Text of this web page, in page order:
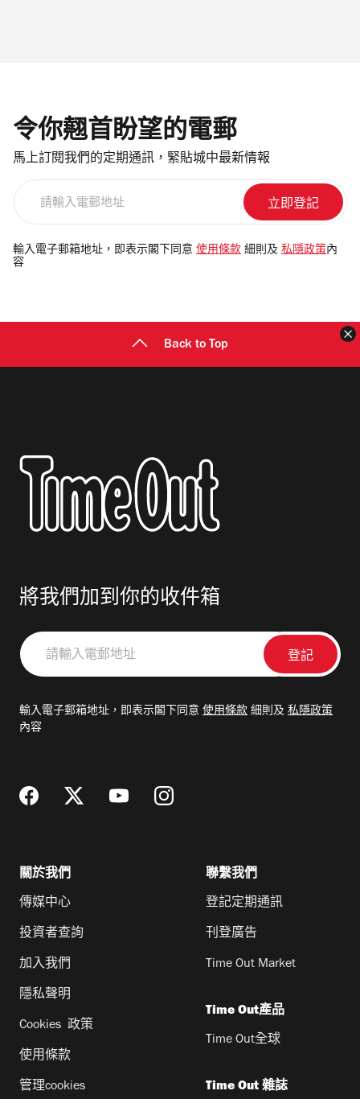
令你翹首盼望的電郵
馬上訂閱我們的定期通訊，緊貼城中最新情報
電
郵
輸入電子郵箱地址，即表示閣下同意 使用條款 細則及 私隱政策 內
容
Back to Top
將我們加到你的收件箱
請
輸
郵
輸入電子郵箱地址，即表示閣下同意 使用條款 細則及 私隱政策
內容
關於我們
傳媒中心
投資者查詢
加入我們
隱私聲明
Cookies 政策
使用條款
管理cookies
聯繫我們
登記定期通訊
刊登廣告
Time Out Market
Time Out產品
Time Out全球
Time Out 雜誌